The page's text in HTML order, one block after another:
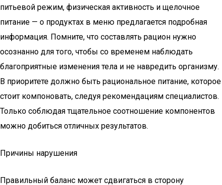
питьевой режим, физическая активность и щелочное
питание — о продуктах в меню предлагается подробная
информация. Помните, что составлять рацион нужно
осознанно для того, чтобы со временем наблюдать
благоприятные изменения тела и не навредить организму.
В приоритете должно быть рациональное питание, которое
стоит компоновать, следуя рекомендациям специалистов.
Только соблюдая тщательное соотношение компонентов
можно добиться отличных результатов.
Причины нарушения
Правильный баланс может сдвигаться в сторону